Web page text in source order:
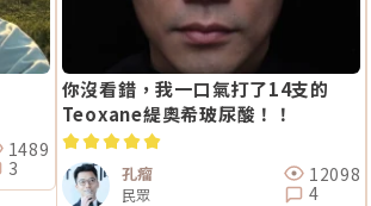
1489
3
你沒看錯，我一口氣打了14支的
Teoxane緹奧希玻尿酸！！
孔瘤
民眾
12098
4